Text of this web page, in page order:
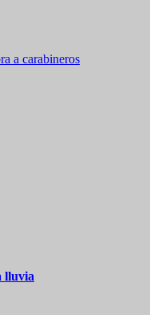
a carabineros
lluvia